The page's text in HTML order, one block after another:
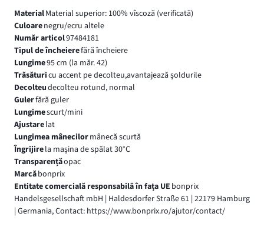
MaterialMaterial superior: 100% vîscoză (verificată)
Culoarenegru/ecru altele
Număr articol97484181
Tipul de încheierefără încheiere
Lungime95 cm (la măr. 42)
Trăsăturicu accent pe decolteu,avantajează şoldurile
Decolteudecolteu rotund, normal
Gulerfără guler
Lungimescurt/mini
Ajustarelat
Lungimea mânecilormânecă scurtă
Îngrijirela maşina de spălat 30°C
Transparențăopac
Marcăbonprix
Entitate comercială responsabilă în fața UE bonprix
Handelsgesellschaft mbH | Haldesdorfer Straße 61 | 22179 Hamburg
| Germania, Contact: https://www.bonprix.ro/ajutor/contact/